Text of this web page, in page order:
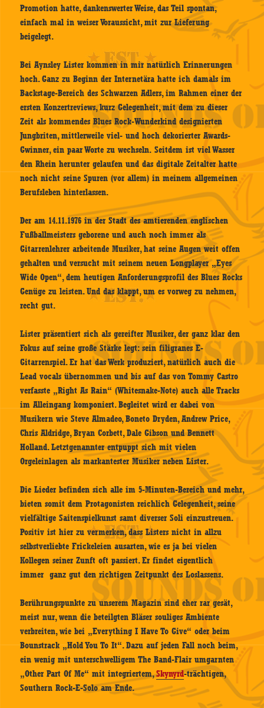
Promotion hatte, dankenswerter Weise, das Teil spontan,
einfach mal in weiser Voraussicht, mit zur Lieferung
beigelegt.
Bei Aynsley Lister kommen in mir natürlich Erinnerungen
hoch. Ganz zu Beginn der Internetära hatte ich damals im
Backstage-Bereich des Schwarzen Adlers, im Rahmen einer der
ersten Konzertreviews, kurz Gelegenheit, mit dem zu dieser
Zeit als kommendes Blues Rock-Wunderkind designierten
Jungbriten, mittlerweile viel- und hoch dekorierter Awards-
Gwinner, ein paar Worte zu wechseln. Seitdem ist viel Wasser
den Rhein herunter gelaufen und das digitale Zeitalter hatte
noch nicht seine Spuren (vor allem) in meinem allgemeinen
Berufsleben hinterlassen.
Der am 14.11.1976 in der Stadt des amtierenden englischen
Fußballmeisters geborene und auch noch immer als
Gitarrenlehrer arbeitende Musiker, hat seine Augen weit offen
gehalten und versucht mit seinem neuen Longplayer „Eyes
Wide Open“, dem heutigen Anforderungsprofil des Blues Rocks
Genüge zu leisten. Und das klappt, um es vorweg zu nehmen,
recht gut.
Lister präsentiert sich als gereifter Musiker, der ganz klar den
Fokus auf seine große Stärke legt: sein filigranes E-
Gitarrenspiel. Er hat das Werk produziert, natürlich auch die
Lead vocals übernommen und bis auf das von Tommy Castro
verfasste „Right As Rain“ (Whitesnake-Note) auch alle Tracks
im Alleingang komponiert. Begleitet wird er dabei von
Musikern wie Steve Almadeo, Boneto Dryden, Andrew Price,
Chris Aldridge, Bryan Corbett, Dale Gibson und Bennett
Holland. Letztgenannter entpuppt sich mit vielen
Orgeleinlagen als markantester Musiker neben Lister.
Die Lieder befinden sich alle im 5-Minuten-Bereich und mehr,
bieten somit dem Protagonisten reichlich Gelegenheit, seine
vielfältige Saitenspielkunst samt diverser Soli einzustreuen.
Positiv ist hier zu vermerken, dass Listers nicht in allzu
selbstverliebte Frickeleien ausarten, wie es ja bei vielen
Kollegen seiner Zunft oft passiert. Er findet eigentlich
immer ganz gut den richtigen Zeitpunkt des Loslassens.
Berührungspunkte zu unserem Magazin sind eher rar gesät,
meist nur, wenn die beteilgten Bläser souliges Ambiente
verbreiten, wie bei „Everything I Have To Give“ oder beim
Bounstrack „Hold You To It“. Dazu auf jeden Fall noch beim,
ein wenig mit unterschwelligem The Band-Flair umgarnten
„Other Part Of Me“ mit integriertem,Skynyrd-trächtigen,
Southern Rock-E-Solo am Ende.